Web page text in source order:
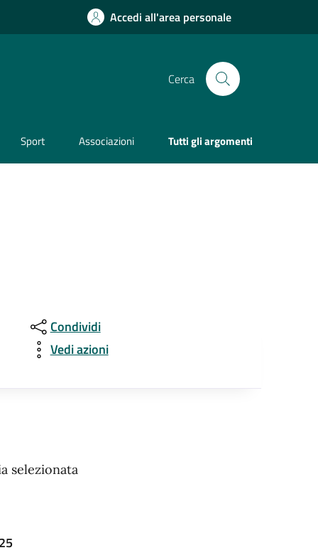
Accedi all'area personale
Cerca
Sport Associazioni Tutti gli argomenti
Condividi
Vedi azioni
selezionata